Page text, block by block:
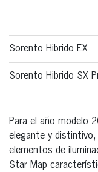
Sorento Hibrido EX
Sorento Hibrido SX
Para el año modelo
elegante y distintivo,
elementos de
Star Map